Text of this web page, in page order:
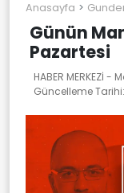
Anasayfa
Günün
Pazartesi
HABER MERKEZİ -
Güncelleme Tarihi: